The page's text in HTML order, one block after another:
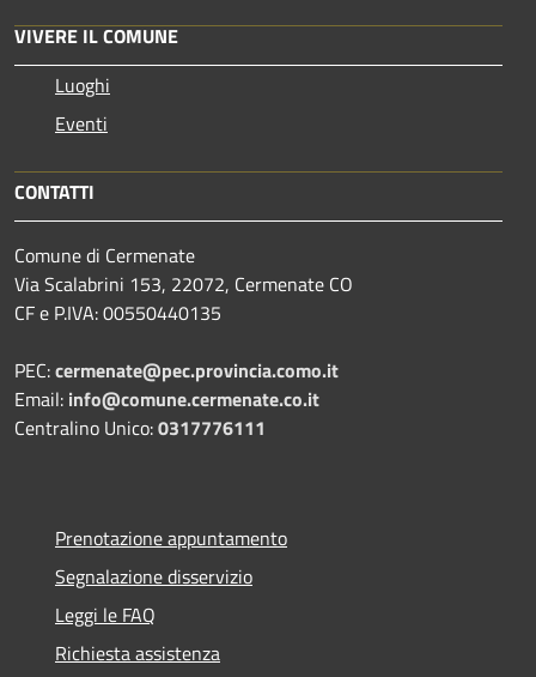
VIVERE IL COMUNE
Luoghi
Eventi
CONTATTI
Comune di Cermenate
Via Scalabrini 153, 22072, Cermenate CO
CF e P.IVA: 00550440135
PEC:cermenate@pec.provincia.como.it
Email: info@comune.cermenate.co.it
Centralino Unico:0317776111
Prenotazione appuntamento
Segnalazione disservizio
Leggi le FAQ
Richiesta assistenza